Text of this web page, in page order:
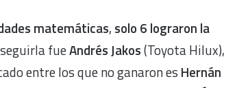
matemáticas, solo 6 lograron la
fueAndrés Jakos(Toyota Hilux),
entre los que no ganaron es Hernán